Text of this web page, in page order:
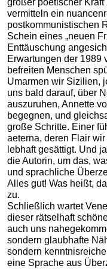
großer poetischer
vermitteln ein
postkommunistischen
Schein eines „neuen
Enttäuschung
Erwartungen der 1989
befreiten Menschen
Umarmen wir Sizilien,
uns bald darauf, über
auszuruhen, Annette
begegnen, und
große Schritte. Einer
aeterna, deren Flair
lebhaft gesättigt. Und
die Autorin, um das,
und sprachliche
Alles gut! Was heißt,
zu.
Schließlich wartet
dieser rätselhaft
auch uns
sondern glaubhafte
sondern
eine Sprache aus